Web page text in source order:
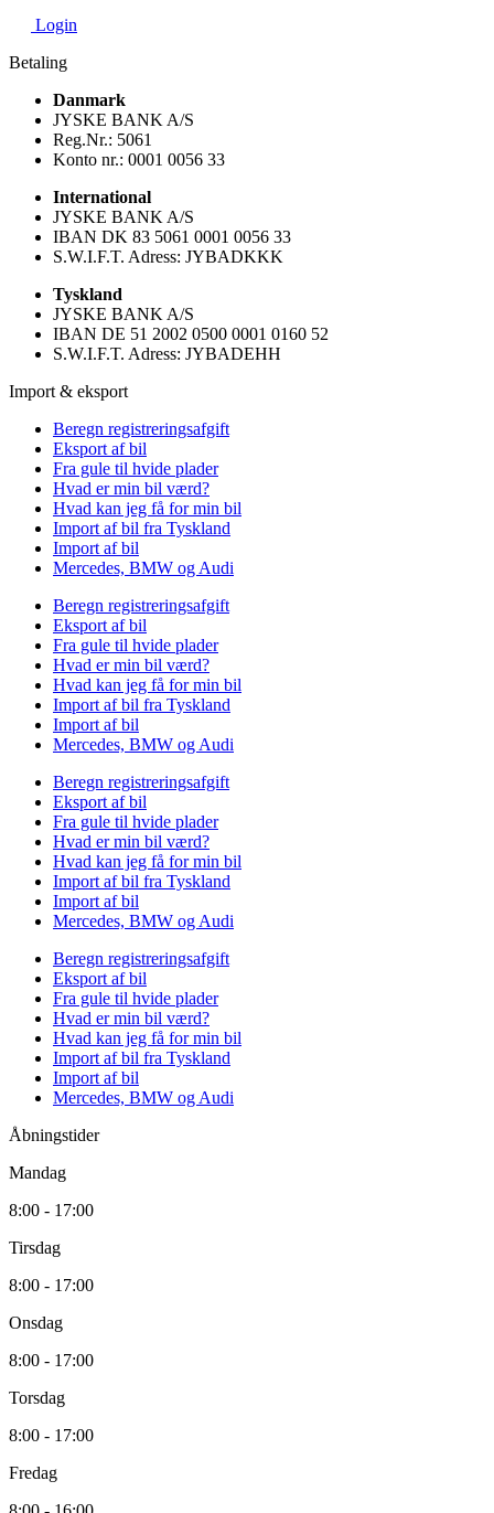
Login
Betaling
Danmark
JYSKE BANK A/S
Reg.Nr.: 5061
Konto nr.: 0001 0056 33
International
JYSKE BANK A/S
IBAN DK 83 5061 0001 0056 33
S.W.I.F.T. Adress: JYBADKKK
Tyskland
JYSKE BANK A/S
IBAN DE 51 2002 0500 0001 0160 52
S.W.I.F.T. Adress: JYBADEHH
Import & eksport
Beregn registreringsafgift
Eksport af bil
Fra gule til hvide plader
Hvad er min bil værd?
Hvad kan jeg få for min bil
Import af bil fra Tyskland
Import af bil
Mercedes, BMW og Audi
Beregn registreringsafgift
Eksport af bil
Fra gule til hvide plader
Hvad er min bil værd?
Hvad kan jeg få for min bil
Import af bil fra Tyskland
Import af bil
Mercedes, BMW og Audi
Beregn registreringsafgift
Eksport af bil
Fra gule til hvide plader
Hvad er min bil værd?
Hvad kan jeg få for min bil
Import af bil fra Tyskland
Import af bil
Mercedes, BMW og Audi
Beregn registreringsafgift
Eksport af bil
Fra gule til hvide plader
Hvad er min bil værd?
Hvad kan jeg få for min bil
Import af bil fra Tyskland
Import af bil
Mercedes, BMW og Audi
Åbningstider
Mandag
8:00 - 17:00
Tirsdag
8:00 - 17:00
Onsdag
8:00 - 17:00
Torsdag
8:00 - 17:00
Fredag